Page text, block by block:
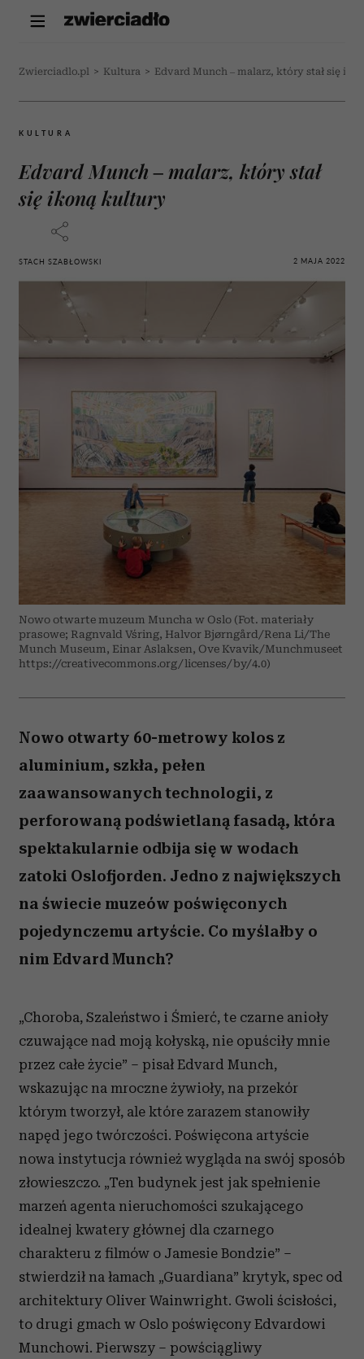
Zwierciadlo.pl > Kultura > Edvard Munch – malarz, który stał się
KULTURA
Edvard Munch – malarz, który stał
się ikoną kultury
STACH SZABŁOWSKI 2 MAJA 2022
Nowo otwarte muzeum Muncha w Oslo (Fot. materiały
prasowe; Ragnvald Vśring, Halvor Bjørngård/Rena Li/The
Munch Museum, Einar Aslaksen, Ove Kvavik/Munchmuseet
https://creativecommons.org/licenses/by/4.0)
Nowo otwarty 60-metrowy kolos z
aluminium, szkła, pełen
zaawansowanych technologii, z
perforowaną podświetlaną fasadą, która
spektakularnie odbija się w wodach
zatoki Oslofjorden. Jedno z największych
na świecie muzeów poświęconych
pojedynczemu artyście. Co myślałby o
nim Edvard Munch?
„Choroba, Szaleństwo i Śmierć, te czarne anioły
czuwające nad moją kołyską, nie opuściły mnie
przez całe życie” – pisał Edvard Munch,
wskazując na mroczne żywioły, na przekór
którym tworzył, ale które zarazem stanowiły
napęd jego twórczości. Poświęcona artyście
nowa instytucja również wygląda na swój sposób
złowieszczo. „Ten budynek jest jak spełnienie
marzeń agenta nieruchomości szukającego
idealnej kwatery głównej dla czarnego
charakteru z filmów o Jamesie Bondzie” –
stwierdził na łamach „Guardiana” krytyk, spec od
architektury Oliver Wainwright. Gwoli ścisłości,
to drugi gmach w Oslo poświęcony Edvardowi
Munchowi. Pierwszy – powściągliwy